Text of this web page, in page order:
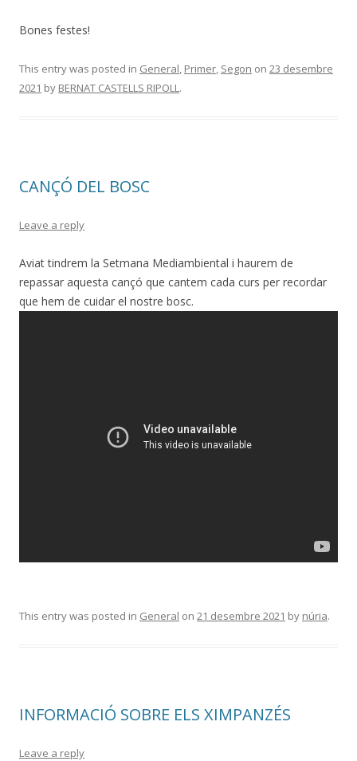
Bones festes!
This entry was posted in General Primer Segon on 23 desembre
2021 by BERNAT CASTELLS RIPOLL .
CANÇÓ DEL BOSC
Leave a reply
Aviat tindrem la Setmana Mediambiental i haurem de
repassar aquesta cançó que cantem cada curs per recordar
que hem de cuidar el nostre bosc.
This entry was posted in General on 21 desembre 2021 by núria.
INFORMACIÓ SOBRE ELS XIMPANZÉS
Leave a reply